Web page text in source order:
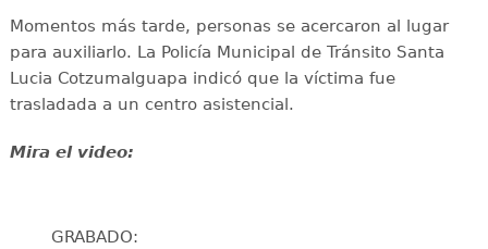
Momentos más tarde, personas se acercaron al lugar
para auxiliarlo. La Policía Municipal de Tránsito Santa
Lucia Cotzumalguapa indicó que la víctima fue
trasladada a un centro asistencial.
Mira el video:
GRABADO: